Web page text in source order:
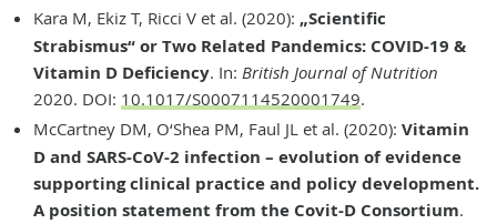
Kara M, Ekiz T, Ricci V et al. (2020): „Scientific
Strabismus“ or Two Related Pandemics: COVID-19 &
Vitamin D Deficiency. In: British Journal of Nutrition
2020. DOI: 10.1017/S0007114520001749.
McCartney DM, O‘Shea PM, Faul JL et al. (2020): Vitamin
D and SARS-CoV-2 infection – evolution of evidence
supporting clinical practice and policy development.
A position statement from the Covit-D Consortium.